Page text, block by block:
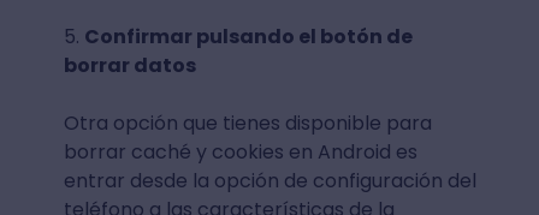
5. Confirmar pulsando el botón de
borrar datos
Otra opción que tienes disponible para
borrar caché y cookies en Android es
entrar desde la opción de configuración del
teléfono a las características de la